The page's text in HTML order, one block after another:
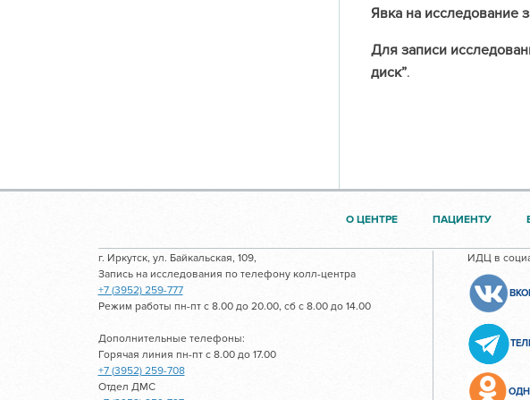
Явка на исследование
Для записи
диск”.
О ЦЕНТРЕ ПАЦИЕНТУ
г. Иркутск, ул. Байкальская, 109,
Запись на исследования по телефону колл-центра
+7 (3952) 259-777
Режим работы пн-пт с 8.00 до 20.00, сб с 8.00 до 14.00
Дополнительные телефоны:
Горячая линия пн-пт с 8.00 до 17.00
+7 (3952) 259-708
Отдел ДМС
ИДЦ в